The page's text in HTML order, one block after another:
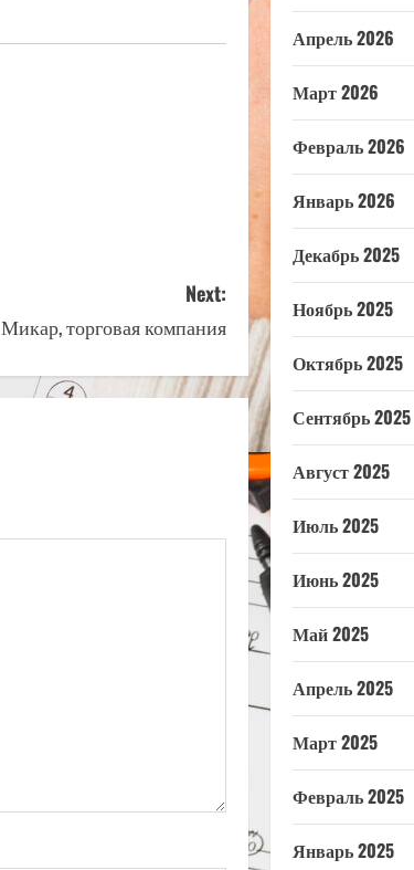
Next:
Микар, торговая компания
Апрель 2026
Март 2026
Февраль 2026
Январь 2026
Декабрь 2025
Ноябрь 2025
Октябрь 2025
Сентябрь 2025
Август 2025
Июль 2025
Июнь 2025
Май 2025
Апрель 2025
Март 2025
Февраль 2025
Январь 2025